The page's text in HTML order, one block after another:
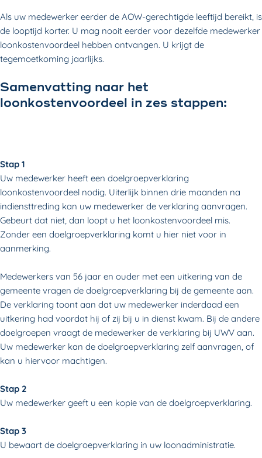
Als uw medewerker eerder de AOW-gerechtigde leeftijd bereikt, is
de looptijd korter. U mag nooit eerder voor dezelfde medewerker
loonkostenvoordeel hebben ontvangen. U krijgt de
tegemoetkoming jaarlijks.
Samenvatting naar het
loonkostenvoordeel in zes stappen:
Stap 1
Uw medewerker heeft een doelgroepverklaring
loonkostenvoordeel nodig. Uiterlijk binnen drie maanden na
indiensttreding kan uw medewerker de verklaring aanvragen.
Gebeurt dat niet, dan loopt u het loonkostenvoordeel mis.
Zonder een doelgroepverklaring komt u hier niet voor in
aanmerking.
Medewerkers van 56 jaar en ouder met een uitkering van de
gemeente vragen de doelgroepverklaring bij de gemeente aan.
De verklaring toont aan dat uw medewerker inderdaad een
uitkering had voordat hij of zij bij u in dienst kwam. Bij de andere
doelgroepen vraagt de medewerker de verklaring bij UWV aan.
Uw medewerker kan de doelgroepverklaring zelf aanvragen, of
kan u hiervoor machtigen.
Stap 2
Uw medewerker geeft u een kopie van de doelgroepverklaring.
Stap 3
U bewaart de doelgroepverklaring in uw loonadministratie.